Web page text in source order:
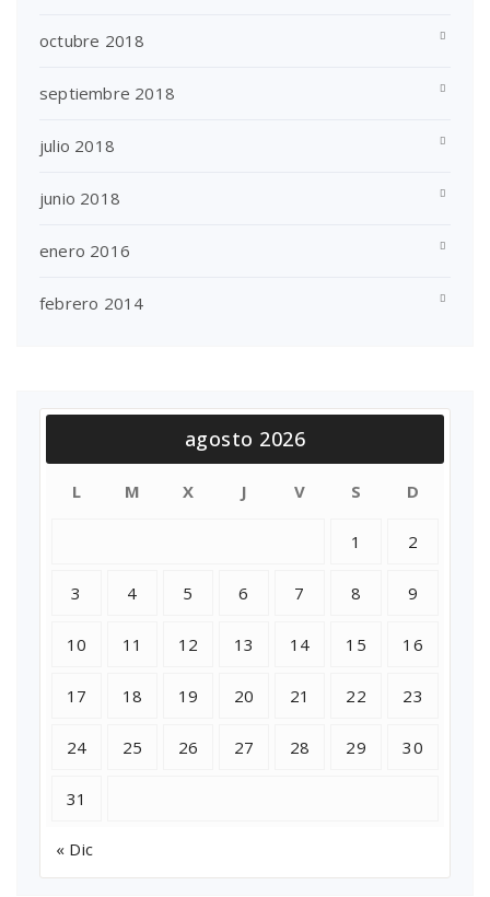
octubre 2018
septiembre 2018
julio 2018
junio 2018
enero 2016
febrero 2014
agosto 2026
L M X J V S D
1 2
3 4 5 6 7 8 9
10 11 12 13 14 15 16
17 18 19 20 21 22 23
24 25 26 27 28 29 30
31
« Dic